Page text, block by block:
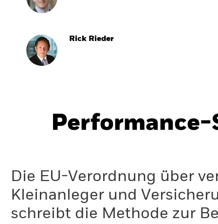
Rick Rieder
Performance-
Die EU-Verordnung über
Kleinanleger und
schreibt die Methode zur